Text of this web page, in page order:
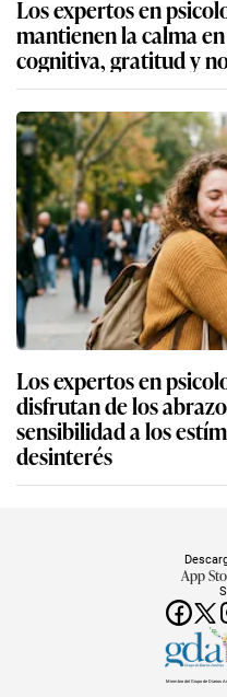
Los expertos en
mantienen la calma
cognitiva, gratitud y
Los expertos en
disfrutan de los
sensibilidad a los
desinterés
App
Miembro del Grupo de Diarios